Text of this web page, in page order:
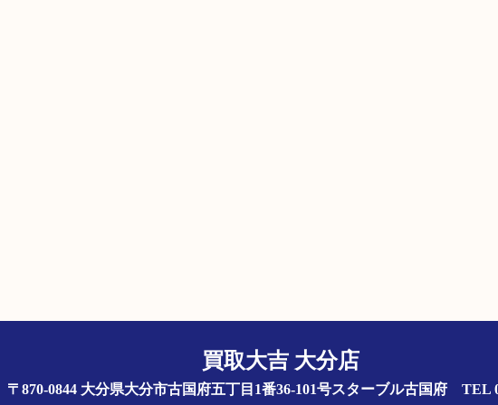
買取大吉 大分店
〒870-0844 大分県大分市古国府五丁目1番36-101号スターブル古国府 TEL